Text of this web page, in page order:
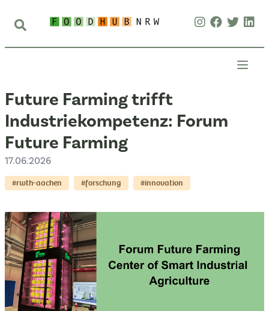
Future Farming trifft
Industriekompetenz: Forum
Future Farming
17.06.2026
#rwth-aachen #forschung #innovation